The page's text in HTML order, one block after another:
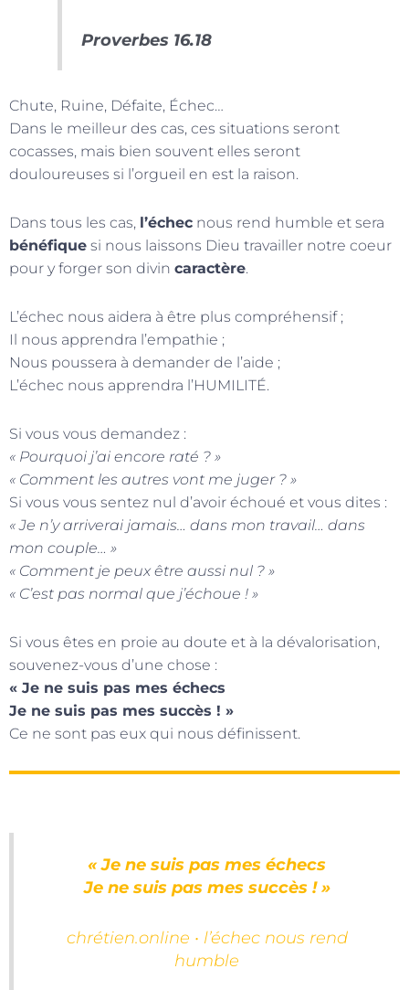
Proverbes 16.18
Chute, Ruine, Défaite, Échec…
Dans le meilleur des cas, ces situations seront
cocasses, mais bien souvent elles seront
douloureuses si l’orgueil en est la raison.
Dans tous les cas, l’échec nous rend humble et sera
bénéfique si nous laissons Dieu travailler notre coeur
pour y forger son divin caractère.
L’échec nous aidera à être plus compréhensif ;
Il nous apprendra l’empathie ;
Nous poussera à demander de l’aide ;
L’échec nous apprendra l’HUMILITÉ.
Si vous vous demandez :
« Pourquoi j’ai encore raté ? »
« Comment les autres vont me juger ? »
Si vous vous sentez nul d’avoir échoué et vous dites :
« Je n’y arriverai jamais… dans mon travail… dans
mon couple… »
« Comment je peux être aussi nul ? »
« C’est pas normal que j’échoue ! »
Si vous êtes en proie au doute et à la dévalorisation,
souvenez-vous d’une chose :
« Je ne suis pas mes échecs
Je ne suis pas mes succès ! »
Ce ne sont pas eux qui nous définissent.
« Je ne suis pas mes échecs
Je ne suis pas mes succès ! »
chrétien.online • l’échec nous rend
humble